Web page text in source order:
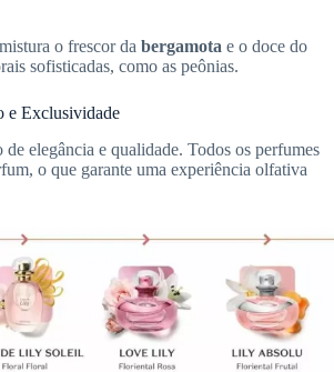
o frescor da bergamota e o doce do
sofisticadas, como as peônias.
e Exclusividade
de elegância e qualidade. Todos os perfumes
o que garante uma experiência olfativa